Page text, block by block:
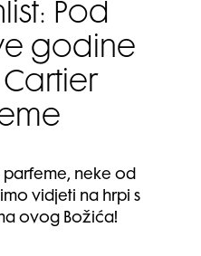
Pod
godine
neke od
vidjeti na hrpi s
ovog Božića!